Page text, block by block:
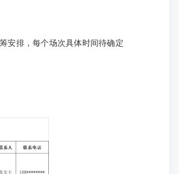
安排，每个场次具体时间待确定